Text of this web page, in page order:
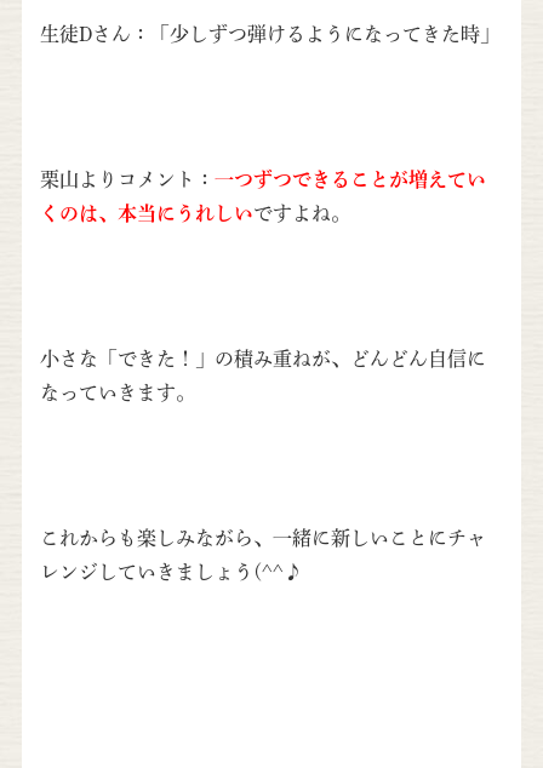
生徒Dさん：「少しずつ弾けるようになってきた時」
栗山よりコメント： 一つずつできることが増えてい
くのは、本当にうれしいですよね。
小さな「できた！」の積み重ねが、どんどん自信に
なっていきます。
これからも楽しみながら、一緒に新しいことにチャ
レンジしていきましょう(^^♪